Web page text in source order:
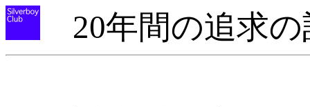
20年間の追求